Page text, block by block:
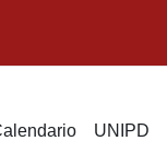
UNIPD